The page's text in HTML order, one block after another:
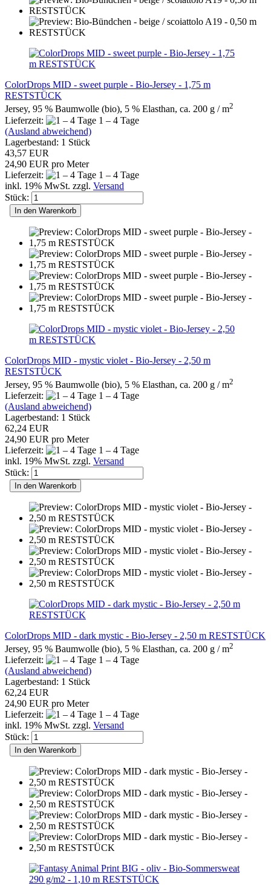
ColorDrops MID - sweet purple - Bio-Jersey - 1,75 m
RESTSTÜCK
Jersey, 95 % Baumwolle (bio), 5 % Elasthan, ca. 200 g / m2
Lieferzeit:
1 – 4 Tage
(Ausland abweichend)
Lagerbestand: 1 Stück
43,57 EUR
24,90 EUR pro Meter
Lieferzeit:
1 – 4 Tage
inkl. 19% MwSt. zzgl. Versand
Stück:
In den Warenkorb
ColorDrops MID - mystic violet - Bio-Jersey - 2,50 m
RESTSTÜCK
Jersey, 95 % Baumwolle (bio), 5 % Elasthan, ca. 200 g / m2
Lieferzeit:
1 – 4 Tage
(Ausland abweichend)
Lagerbestand: 1 Stück
62,24 EUR
24,90 EUR pro Meter
Lieferzeit:
1 – 4 Tage
inkl. 19% MwSt. zzgl. Versand
Stück:
In den Warenkorb
ColorDrops MID - dark mystic - Bio-Jersey - 2,50 m RESTSTÜCK
Jersey, 95 % Baumwolle (bio), 5 % Elasthan, ca. 200 g / m2
Lieferzeit:
1 – 4 Tage
(Ausland abweichend)
Lagerbestand: 1 Stück
62,24 EUR
24,90 EUR pro Meter
Lieferzeit:
1 – 4 Tage
inkl. 19% MwSt. zzgl. Versand
Stück:
In den Warenkorb